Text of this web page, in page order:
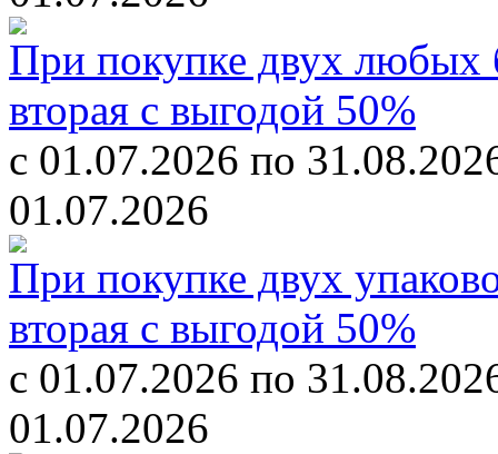
При покупке двух любых
вторая с выгодой 50%
с 01.07.2026 по
01.07.2026
При покупке двух
вторая с выгодой 50%
с 01.07.2026 по
01.07.2026